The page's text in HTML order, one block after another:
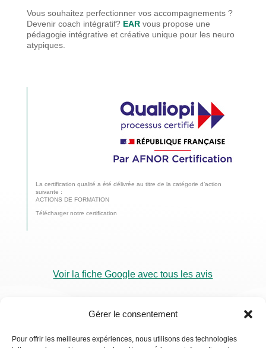
Gérer le consentement
Pour offrir les meilleures expériences, nous utilisons des technologies
Vous souhaitez perfectionner vos accompagnements ?
Devenir coach intégratif? EAR vous propose une
pédagogie intégrative et créative unique pour les neuro
atypiques.
La certification qualité a été délivrée au titre de la catégorie d’action
suivante :
ACTIONS DE FORMATION
Télécharger notre certification
Voir la fiche Google avec tous les avis